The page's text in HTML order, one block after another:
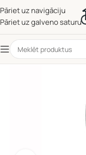
Pāriet uz navigāciju
Pāriet uz galveno saturu